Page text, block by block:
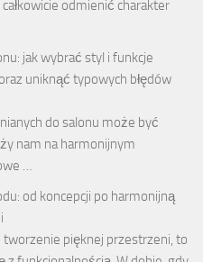
odmienić charakter
jak wybrać styl i funkcje
uniknąć typowych błędów
do salonu może być
nam na harmonijnym
…
od koncepcji po harmonijną
pięknej przestrzeni, to